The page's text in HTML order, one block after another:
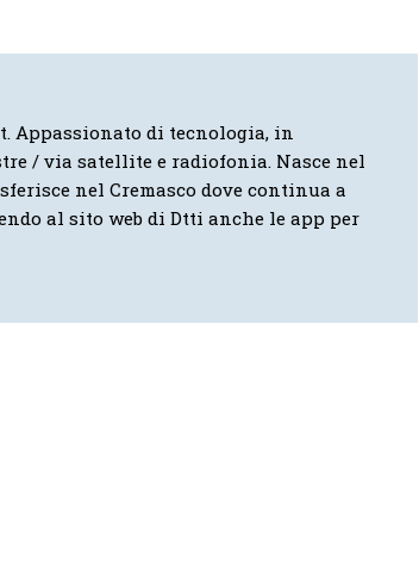
Appassionato di tecnologia, in
/ via satellite e radiofonia. Nasce nel
nel Cremasco dove continua a
al sito web di Dtti anche le app per